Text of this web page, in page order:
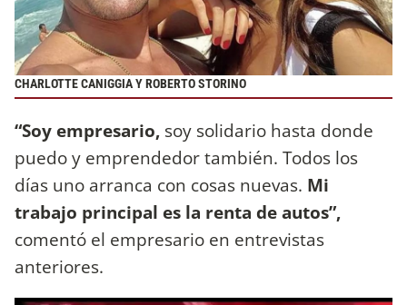
CHARLOTTE CANIGGIA Y ROBERTO STORINO
“Soy empresario, soy solidario hasta donde
puedo y emprendedor también. Todos los
días uno arranca con cosas nuevas. Mi
trabajo principal es la renta de autos”,
comentó el empresario en entrevistas
anteriores.